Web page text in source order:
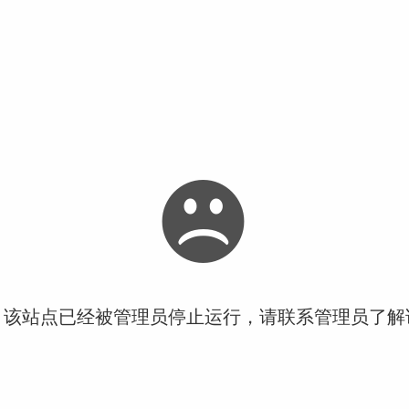
站点已经被管理员停止运行，请联系管理员了